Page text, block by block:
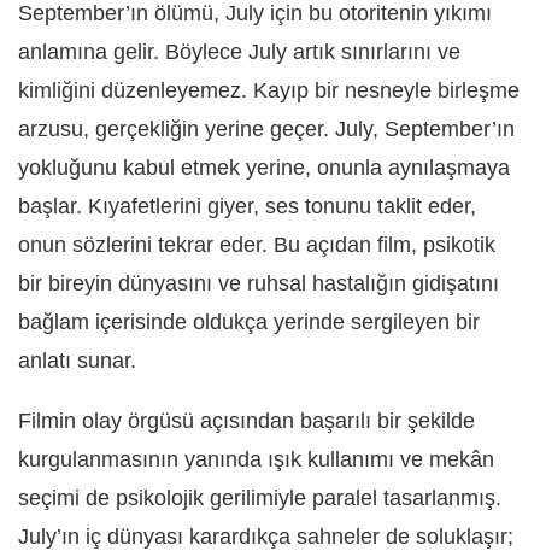
September’ın ölümü, July için bu otoritenin yıkımı
anlamına gelir. Böylece July artık sınırlarını ve
kimliğini düzenleyemez. Kayıp bir nesneyle birleşme
arzusu, gerçekliğin yerine geçer. July, September’ın
yokluğunu kabul etmek yerine, onunla aynılaşmaya
başlar. Kıyafetlerini giyer, ses tonunu taklit eder,
onun sözlerini tekrar eder. Bu açıdan film, psikotik
bir bireyin dünyasını ve ruhsal hastalığın gidişatını
bağlam içerisinde oldukça yerinde sergileyen bir
anlatı sunar.
Filmin olay örgüsü açısından başarılı bir şekilde
kurgulanmasının yanında ışık kullanımı ve mekân
seçimi de psikolojik gerilimiyle paralel tasarlanmış.
July’ın iç dünyası karardıkça sahneler de soluklaşır;